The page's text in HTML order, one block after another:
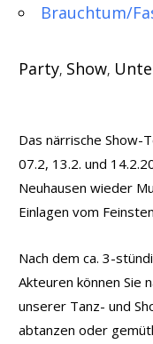
Brauchtum/
Party, Show,
Das närrische Show-
07.2, 13.2. und
Neuhausen wieder
Einlagen vom
Nach dem ca. 3-
Akteuren können Sie
unserer Tanz- und
abtanzen oder